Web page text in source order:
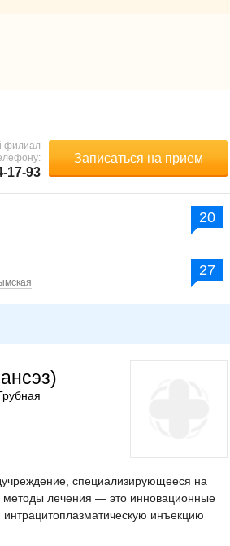
Записаться на прием
филиал
17-93
20
27
специализирующееся на
методы лечения — это инновационные
инъекцию